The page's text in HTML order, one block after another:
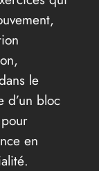
le
d’un bloc
en